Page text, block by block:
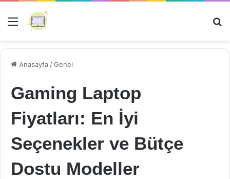
Menü
Anasayfa /Genel
Gaming Laptop
Fiyatları: En İyi
Seçenekler ve Bütçe
Dostu Modeller